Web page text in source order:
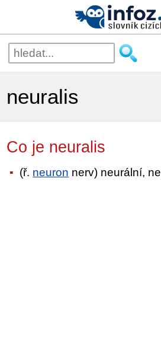
neuralis
Co je neuralis
(ř. neuron nerv) neurální,